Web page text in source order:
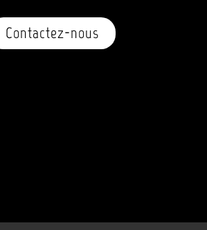
Contactez-nous